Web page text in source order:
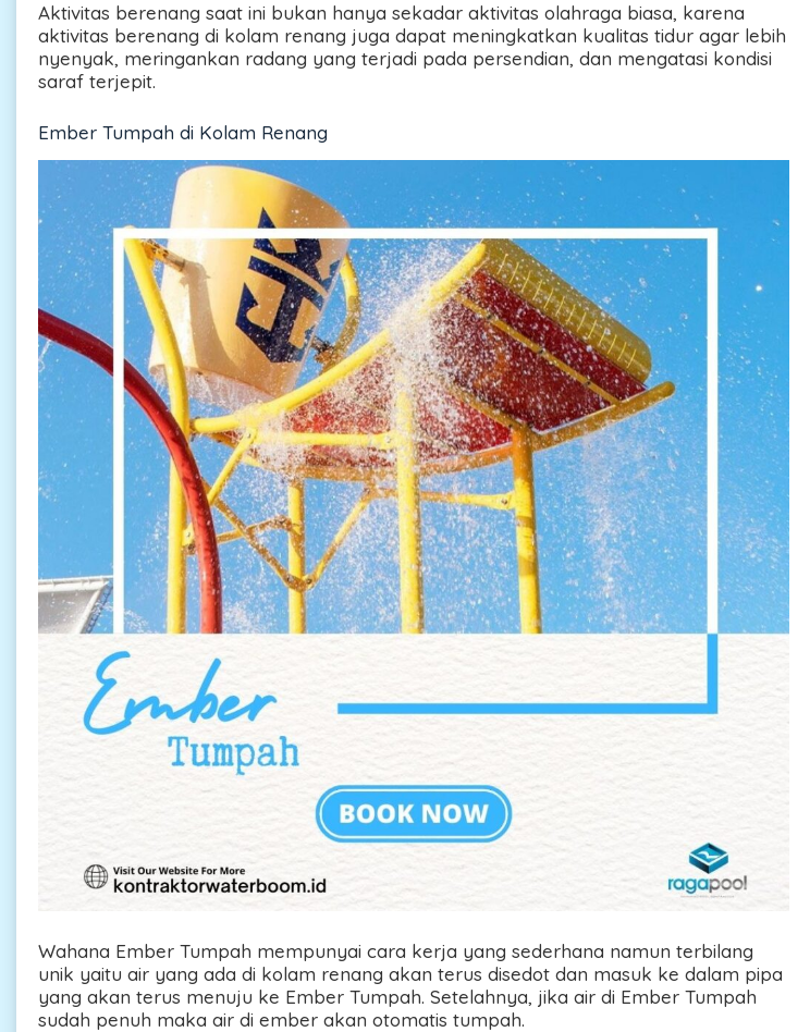
Aktivitas berenang saat ini bukan hanya sekadar aktivitas olahraga biasa, karena
aktivitas berenang di kolam renang juga dapat meningkatkan kualitas tidur agar lebih
nyenyak, meringankan radang yang terjadi pada persendian, dan mengatasi kondisi
saraf terjepit.
Ember Tumpah di Kolam Renang
Wahana Ember Tumpah mempunyai cara kerja yang sederhana namun terbilang
unik yaitu air yang ada di kolam renang akan terus disedot dan masuk ke dalam pipa
yang akan terus menuju ke Ember Tumpah. Setelahnya, jika air di Ember Tumpah
sudah penuh maka air di ember akan otomatis tumpah.